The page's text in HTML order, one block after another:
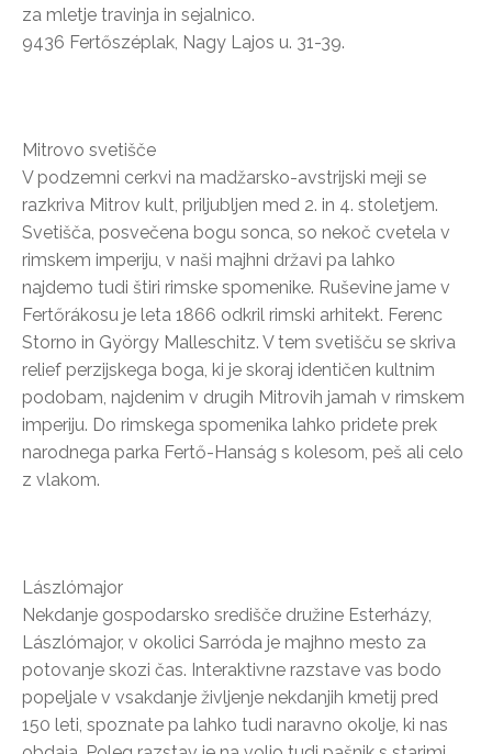
za mletje travinja in sejalnico.
9436 Fertőszéplak, Nagy Lajos u. 31-39.
Mitrovo svetišče
V podzemni cerkvi na madžarsko-avstrijski meji se
razkriva Mitrov kult, priljubljen med 2. in 4. stoletjem.
Svetišča, posvečena bogu sonca, so nekoč cvetela v
rimskem imperiju, v naši majhni državi pa lahko
najdemo tudi štiri rimske spomenike. Ruševine jame v
Fertőrákosu je leta 1866 odkril rimski arhitekt. Ferenc
Storno in György Malleschitz. V tem svetišču se skriva
relief perzijskega boga, ki je skoraj identičen kultnim
podobam, najdenim v drugih Mitrovih jamah v rimskem
imperiju. Do rimskega spomenika lahko pridete prek
narodnega parka Fertő-Hanság s kolesom, peš ali celo
z vlakom.
Lászlómajor
Nekdanje gospodarsko središče družine Esterházy,
Lászlómajor, v okolici Sarróda je majhno mesto za
potovanje skozi čas. Interaktivne razstave vas bodo
popeljale v vsakdanje življenje nekdanjih kmetij pred
150 leti, spoznate pa lahko tudi naravno okolje, ki nas